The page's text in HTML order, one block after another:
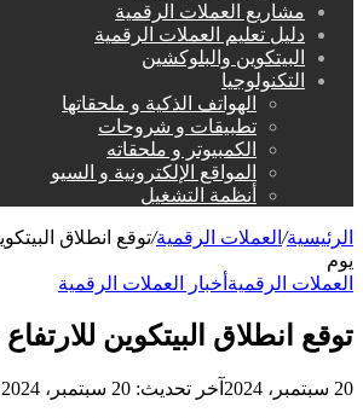
مشاريع العملات الرقمية
دليل تعليم العملات الرقمية
البيتكوين والبلوكشين
التكنولوجيا
الهواتف الذكية و ملحقاتها
تطبيقات و شروحات
الكمبيوتر و ملحقاته
المواقع الإلكترونية و السيو
أنظمة التشغيل
الرئيسية/ العملات الرقمية/
يوم
العملات الرقمية أخبار العملات الرقمية
توقع انطلاق البيتكوين للارتفاع خلال
20 سبتمبر، 2024 آخر تحديث: 20 سبتمبر، 2024